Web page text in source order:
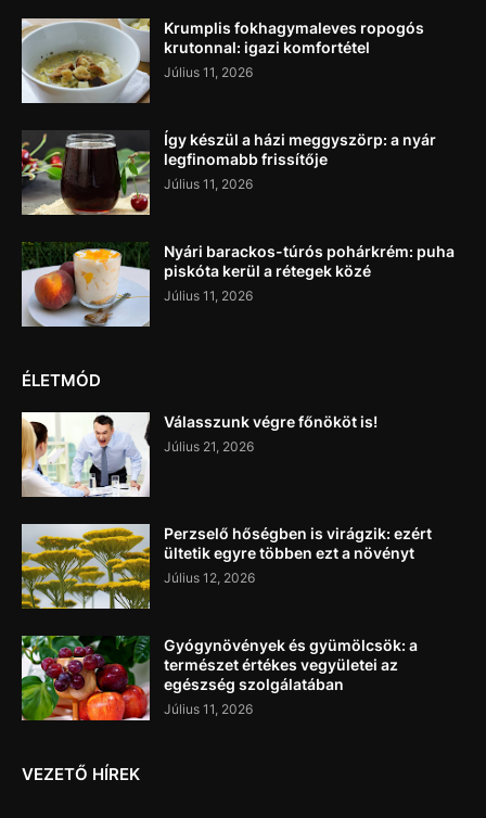
Krumplis fokhagymaleves ropogós
krutonnal: igazi komfortétel
Július 11, 2026
Így készül a házi meggyszörp: a nyár
legfinomabb frissítője
Július 11, 2026
Nyári barackos-túrós pohárkrém: puha
piskóta kerül a rétegek közé
Július 11, 2026
ÉLETMÓD
Válasszunk végre főnököt is!
Július 21, 2026
Perzselő hőségben is virágzik: ezért
ültetik egyre többen ezt a növényt
Július 12, 2026
Gyógynövények és gyümölcsök: a
természet értékes vegyületei az
egészség szolgálatában
Július 11, 2026
VEZETŐ HÍREK